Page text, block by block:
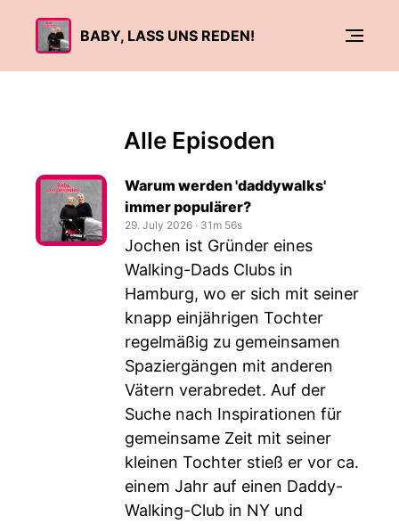
BABY, LASS UNS REDEN!
Alle Episoden
Warum werden 'daddywalks'
immer populärer?
29. July 2026 ‧ 31m 56s
Jochen ist Gründer eines
Walking-Dads Clubs in
Hamburg, wo er sich mit seiner
knapp einjährigen Tochter
regelmäßig zu gemeinsamen
Spaziergängen mit anderen
Vätern verabredet. Auf der
Suche nach Inspirationen für
gemeinsame Zeit mit seiner
kleinen Tochter stieß er vor ca.
einem Jahr auf einen Daddy-
Walking-Club in NY und